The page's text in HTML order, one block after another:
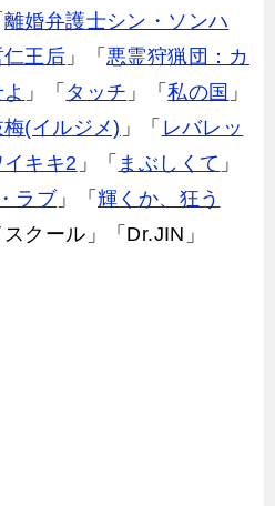
離婚弁護士シン・ソンハ
仁王后 」「悪霊狩猟団：カ
」「 タッチ 」「私の国 」
(イルジメ) 」「 レバレッ
キキ2 」「 まぶしくて 」
ラブ 」「輝くか、狂う
クール」「Dr.JIN」